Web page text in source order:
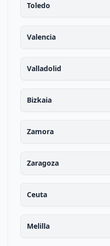
Toledo
Valencia
Valladolid
Bizkaia
Zamora
Zaragoza
Ceuta
Melilla